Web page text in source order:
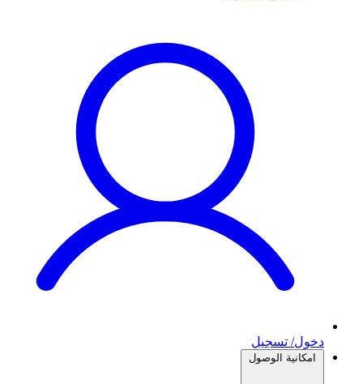
دخول/ تسجيل
امكانية الوصول